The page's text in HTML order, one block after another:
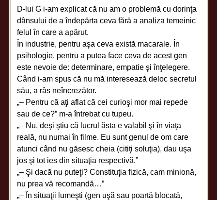
D-lui G i-am explicat că nu am o problemă cu dorinţa
dânsului de a îndepărta ceva fără a analiza temeinic
felul în care a apărut.
În industrie, pentru aşa ceva există macarale. În
psihologie, pentru a putea face ceva de acest gen
este nevoie de: determinare, empatie şi înţelegere.
Când i-am spus că nu mă interesează deloc secretul
său, a râs neîncrezător.
„– Pentru că aţi aflat că cei curioşi mor mai repede
sau de ce?” m-a întrebat cu tupeu.
„– Nu, deşi ştiu că lucrul ăsta e valabil şi în viaţa
reală, nu numai în filme. Eu sunt genul de om care
atunci când nu găsesc cheia (citiţi soluţia), dau uşa
jos şi tot ies din situaţia respectivă.”
„– Şi dacă nu puteţi? Constituţia fizică, cam minionă,
nu prea vă recomandă…”
„– În situaţii lumeşti (gen uşă sau poartă blocată,